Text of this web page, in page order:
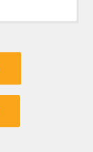
Articolo
Articolo